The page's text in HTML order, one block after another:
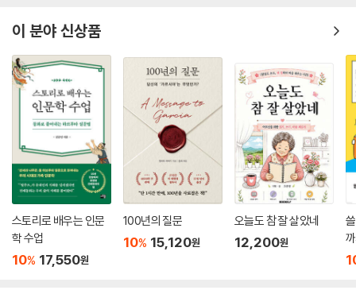
--- pp.343~344
음모와 비밀에 대해서 경험(역사적 경험을 포함해서)이 가르쳐 주는 바는
(1) 비밀은 단 한 명만 알고 있어도 그 한 명이 조만간, 아마 잠자리에서 누
설할 것이다(순진한 프리메이슨과 성전기사단의 가짜 의식을 신봉하는 이
들만이 비밀의 불가침성을 믿는다). (2) 어떤 비밀이 있다면 그것을 누설
하게 만드는 적정 금액이 있다(거액의 저작권은 영국군 장교가 다이애나
황태자비와 의 불륜을 미주알고주알 털어놓는 책을 쓰기에 충분한 이유다.
만약 황태자비 시어머니와의 불륜이었으면 금액이 배로 뛰었을 것이요, 이
런 부류의 젠틀맨은 기꺼이 그 사연도 낱낱이 털어놓았으리라). 그런데 쌍
둥이 빌딩 테러를 꾸며 내려면(일에 착수하고, 공군 개입을 막고, 당혹스러
운 증거들을 숨기고 등등) 적어도 수백 명이 이 음모에 협력했어야만 한다.
그러한 기획에 고용된 자들은 대개 점잖은 사람들이 아니니 거액을 준다고
이 분야 신상품
스토리로 배우는 인문
학 수업
10% 17,550원
100년의 질문
10% 15,120원
오늘도 참 잘 살았네
12,200원